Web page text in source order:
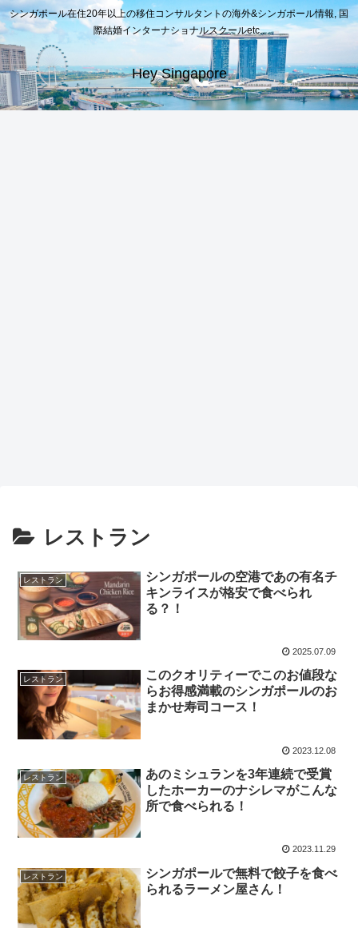
シンガポール在住20年以上の移住コンサルタントの海外&シンガポール情報, 国
際結婚インターナショナルスクールetc..
Hey Singapore
レストラン
レストラン
シンガポールの空港であの有名チ
キンライスが格安で食べられ
る？！
2025.07.09
レストラン
このクオリティーでこのお値段な
らお得感満載のシンガポールのお
まかせ寿司コース！
2023.12.08
レストラン
あのミシュランを3年連続で受賞
したホーカーのナシレマがこんな
所で食べられる！
2023.11.29
レストラン
シンガポールで無料で餃子を食べ
られるラーメン屋さん！